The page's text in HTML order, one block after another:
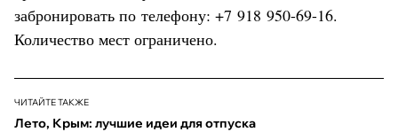
забронировать по телефону: +7 918 950-69-16.
Количество мест ограничено.
ЧИТАЙТЕ ТАКЖЕ
Лето, Крым: лучшие идеи для отпуска